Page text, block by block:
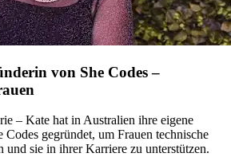
von She Codes –
– Kate hat in Australien ihre eigene
Codes gegründet, um Frauen technische
und sie in ihrer Karriere zu unterstützen.